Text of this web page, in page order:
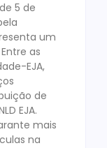
5 de
um
as
EJA,
de
EJA.
mais
na